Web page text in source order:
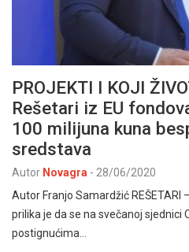
PROJEKTI I KOJI
Rešetari iz EU
100 milijuna kuna
sredstava
Autor Novagra - 28/06/2020
Autor Franjo Samardžić REŠETARI
prilika je da se na svečanoj sjednici
postignućima…